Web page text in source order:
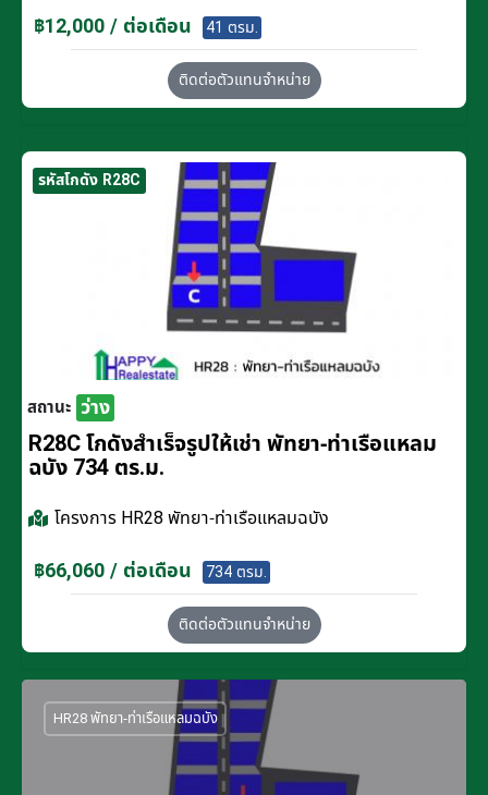
฿12,000 / ต่อเดือน 41 ตรม.
ติดต่อตัวแทนจำหน่าย
รหัสโกดัง R28C
สถานะ ว่าง
R28C โกดังสำเร็จรูปให้เช่า พัทยา-ท่าเรือแหลม
ฉบัง 734 ตร.ม.
โครงการ HR28 พัทยา-ท่าเรือแหลมฉบัง
฿66,060 / ต่อเดือน 734 ตรม.
ติดต่อตัวแทนจำหน่าย
HR28 พัทยา-ท่าเรือแหลมฉบัง